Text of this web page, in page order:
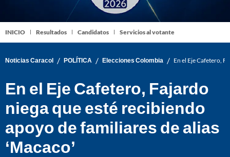
INICIO Resultados Candidatos Servicios al votante
Noticias Caracol / POLÍTICA / Elecciones Colombia / En el Eje Cafetero,
En el Eje Cafetero, Fajardo
niega que esté recibiendo
apoyo de familiares de alias
‘Macaco’